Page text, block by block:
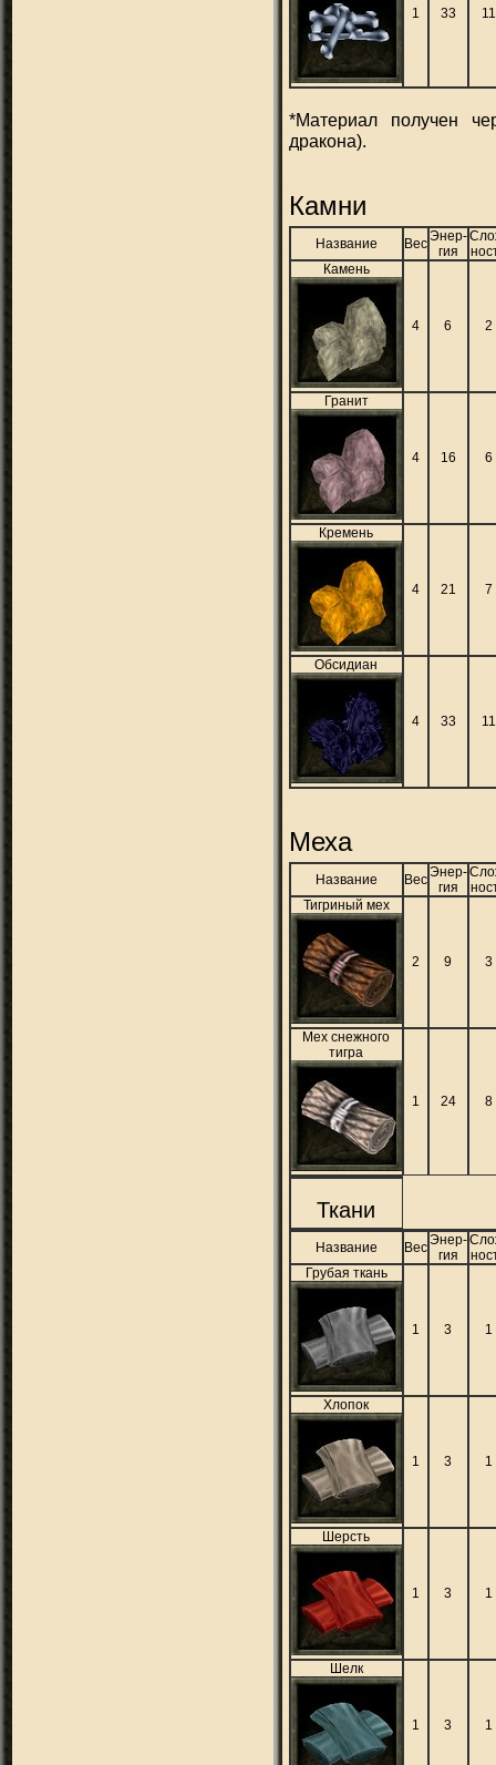
1 33 11
*Материал получен
дракона).
Камни
Название ВесЭнер-
гия
Камень
4 6 2
Гранит
4 16 6
Кремень
4 21 7
Обсидиан
4 33 11
Меха
Название ВесЭнер-
гия
Тигриный мех
2 9 3
Мех снежного
тигра
1 24 8
Ткани
Название ВесЭнер-
гия
Грубая ткань
1 3 1
Хлопок
1 3 1
Шерсть
1 3 1
Шелк
1 3 1